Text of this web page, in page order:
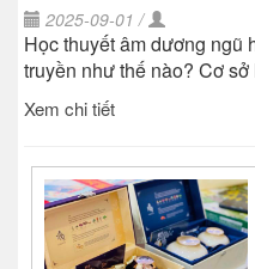
2025-09-01 /
Học thuyết âm dương ngũ
truyền như thế nào? Cơ
Xem chi tiết